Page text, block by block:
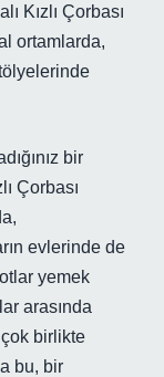
Kızlı Çorbası
ortamlarda,
bir
Çorbası
evlerinde de
yemek
arasında
birlikte
bu, bir